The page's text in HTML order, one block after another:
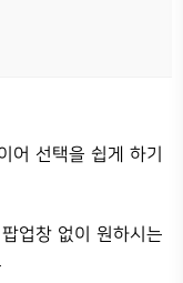
어 선택을 쉽게 하기
업창 없이 원하시는